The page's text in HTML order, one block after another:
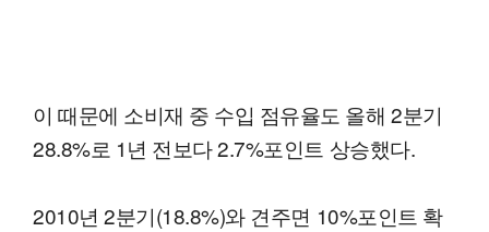
이 때문에 소비재 중 수입 점유율도 올해 2분기
28.8%로 1년 전보다 2.7%포인트 상승했다.
2010년 2분기(18.8%)와 견주면 10%포인트 확